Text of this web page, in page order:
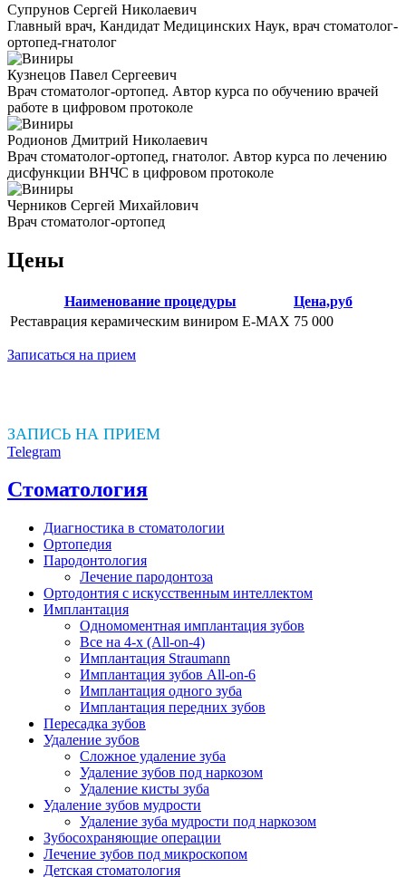
Супрунов Сергей Николаевич
Главный врач, Кандидат Медицинских Наук, врач стоматолог-
ортопед-гнатолог
Кузнецов Павел Сергеевич
Врач стоматолог-ортопед. Автор курса по обучению врачей
работе в цифровом протоколе
Родионов Дмитрий Николаевич
Врач стоматолог-ортопед, гнатолог. Автор курса по лечению
дисфункции ВНЧС в цифровом протоколе
Черников Сергей Михайлович
Врач стоматолог-ортопед
Цены
Наименование процедуры
Цена,руб
Реставрация керамическим виниром E-MAX 75 000
Записаться на прием
ЗАПИСЬ НА ПРИЕМ
Telegram
Стоматология
Диагностика в стоматологии
Ортопедия
Пародонтология
Лечение пародонтоза
Ортодонтия с искусственным интеллектом
Имплантация
Одномоментная имплантация зубов
Все на 4-х (All-on-4)
Имплантация Straumann
Имплантация зубов All-on-6
Имплантация одного зуба
Имплантация передних зубов
Пересадка зубов
Удаление зубов
Сложное удаление зуба
Удаление зубов под наркозом
Удаление кисты зуба
Удаление зубов мудрости
Удаление зуба мудрости под наркозом
Зубосохраняющие операции
Лечение зубов под микроскопом
Детская стоматология